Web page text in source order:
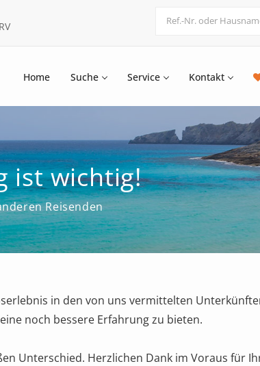
Home Suche Service Kontakt
ist wichtig!
Reisenden
in den von uns vermittelten
noch bessere Erfahrung zu bieten.
Unterschied. Herzlichen Dank im Voraus für